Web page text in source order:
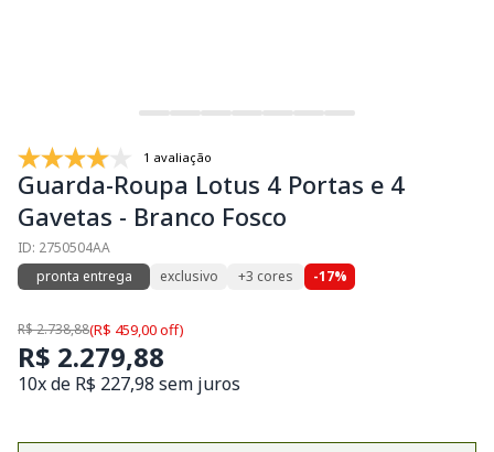
1 avaliação
Guarda-Roupa Lotus 4 Portas e 4
Gavetas - Branco Fosco
ID: 2750504AA
pronta entrega
exclusivo +3 cores -17%
R$ 2.738,88(R$ 459,00 off)
R$ 2.279,88
10x de R$ 227,98 sem juros